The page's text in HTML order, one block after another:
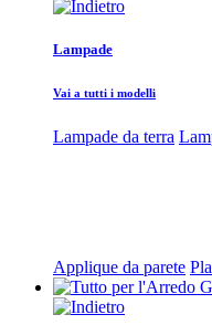
Lampade
Vai a tutti i modelli
Lampade da terra
Applique da parete